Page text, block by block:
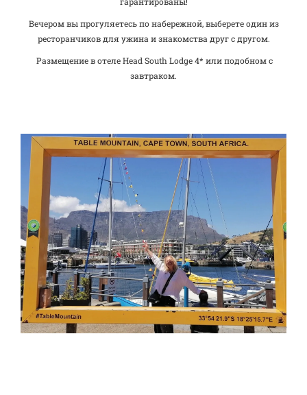
Вечером вы прогуляетесь по набережной, выберете один из
ресторанчиков для ужина и знакомства друг с другом.
Размещение в отеле Head South Lodge 4* или подобном с
завтраком.